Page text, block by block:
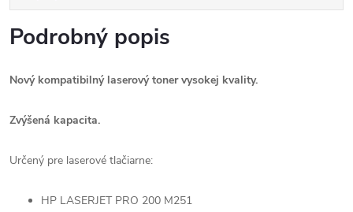
Podrobný popis
Nový kompatibilný laserový toner vysokej kvality.
Zvýšená kapacita.
Určený pre laserové tlačiarne:
HP LASERJET PRO 200 M251